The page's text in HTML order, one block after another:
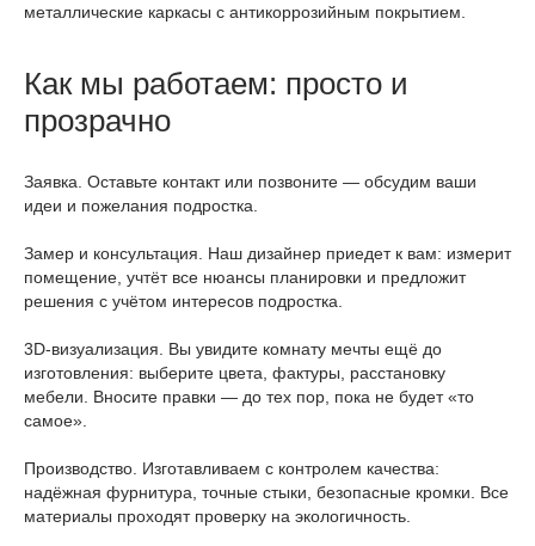
металлические каркасы с антикоррозийным покрытием.
Как мы работаем: просто и
прозрачно
Заявка. Оставьте контакт или позвоните — обсудим ваши
идеи и пожелания подростка.
Замер и консультация. Наш дизайнер приедет к вам: измерит
помещение, учтёт все нюансы планировки и предложит
решения с учётом интересов подростка.
3D‑визуализация. Вы увидите комнату мечты ещё до
изготовления: выберите цвета, фактуры, расстановку
мебели. Вносите правки — до тех пор, пока не будет «то
самое».
Производство. Изготавливаем с контролем качества:
надёжная фурнитура, точные стыки, безопасные кромки. Все
материалы проходят проверку на экологичность.